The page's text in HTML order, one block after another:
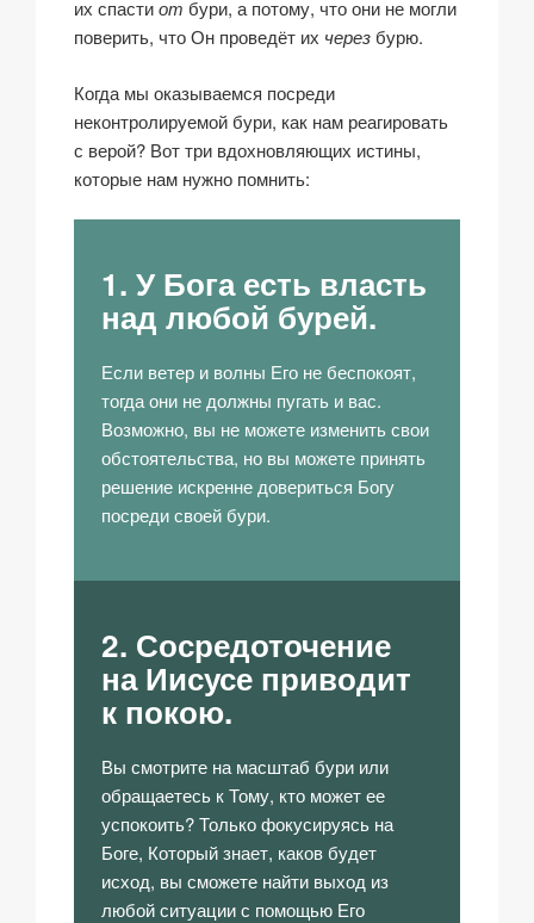
их спастиот бури, а потому, что они не могли
поверить, что Он проведёт их через бурю.
Когда мы оказываемся посреди
неконтролируемой бури, как нам реагировать
с верой? Вот три вдохновляющих истины,
которые нам нужно помнить:
1. У Бога есть власть
над любой бурей.
Если ветер и волны Его не беспокоят,
тогда они не должны пугать и вас.
Возможно, вы не можете изменить свои
обстоятельства, но вы можете принять
решение искренне довериться Богу
посреди своей бури.
2. Сосредоточение
на Иисусе приводит
к покою.
Вы смотрите на масштаб бури или
обращаетесь к Тому, кто может ее
успокоить? Только фокусируясь на
Боге, Который знает, каков будет
исход, вы сможете найти выход из
любой ситуации с помощью Его